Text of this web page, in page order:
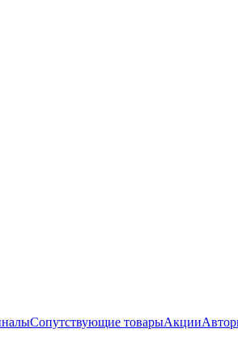
Сопутствующие товарыАкции